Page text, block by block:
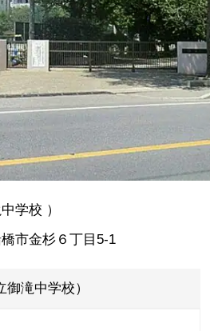
学校 ）
市金杉６丁目5-1
御滝中学校）